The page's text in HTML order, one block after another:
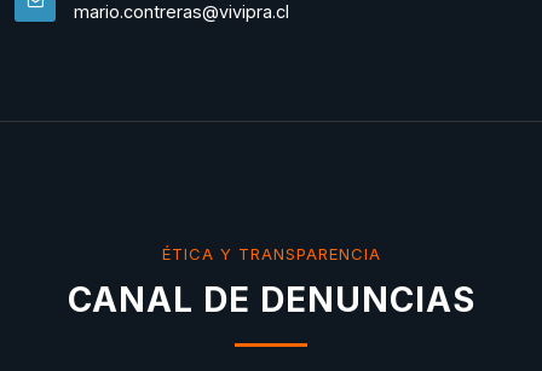
mario.contreras@vivipra.cl
ÉTICA Y TRANSPARENCIA
CANAL DE DENUNCIAS